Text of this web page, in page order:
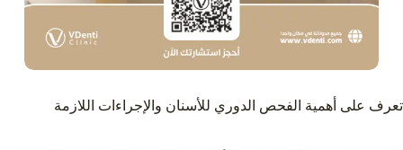
تعرف على أهمية الفحص الدوري للأسنان والإجراءات اللازمة